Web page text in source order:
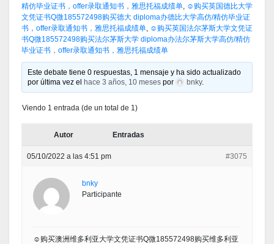
精仿毕业证书，offer录取通知书，雅思托福成绩单 ☺购买英国德比大学
文凭证书Q微185572498购买德大 diploma办德比大学高仿/精仿毕业证
书，offer录取通知书，雅思托福成绩单 ☺购买英国法尔茅斯大学文凭证
书Q微185572498购买法尔茅斯大学 diploma办法尔茅斯大学高仿/精仿
毕业证书，offer录取通知书，雅思托福成绩单
Este debate tiene 0 respuestas, 1 mensaje y ha sido actualizado
por última vez elhace 3 años, 10 meses por bnky.
Viendo 1 entrada (de un total de 1)
Autor Entradas
05/10/2022 a las 4:51 pm #3075
bnky
Participante
☺购买澳洲维多利亚大学文凭证书Q微185572498购买维多利亚